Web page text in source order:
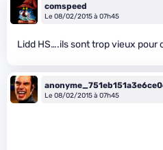
comspeed
Le 08/02/2015 à 07h45
Lidd HS….ils sont trop vieux pour
Le 08/02/2015 à 07h45